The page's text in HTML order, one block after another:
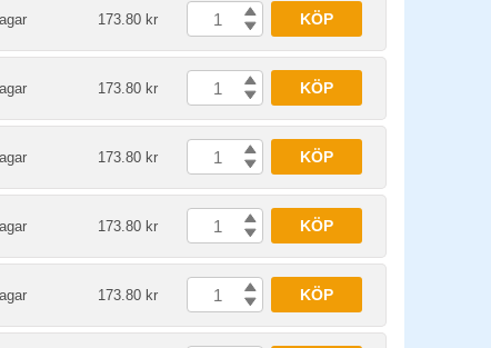
173.80 kr KÖP
173.80 kr KÖP
173.80 kr KÖP
173.80 kr KÖP
173.80 kr KÖP